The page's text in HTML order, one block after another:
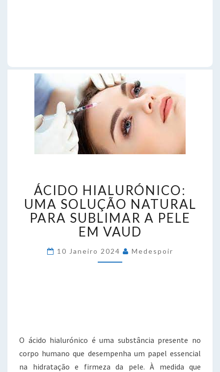
HIALURÓNICO:
UMA
SOLUÇÃO
NATURAL
PARA
A
PELE
ÁCIDO HIALURÓNICO:
UMA SOLUÇÃO NATURAL
PARA SUBLIMAR A PELE
EM VAUD
10 Janeiro 2024 Medespoir
O ácido hialurónico é uma substância presente no
corpo humano que desempenha um papel essencial
na hidratação e firmeza da pele. À medida que